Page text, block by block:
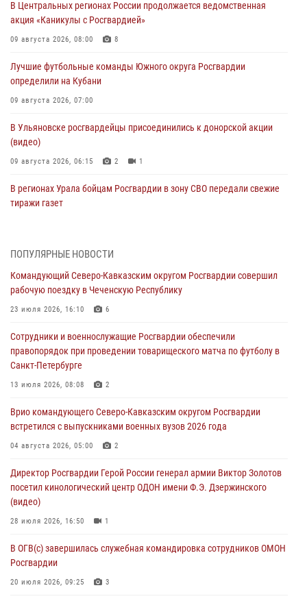
В Центральных регионах России продолжается ведомственная
акция «Каникулы с Росгвардией»
09 августа 2026, 08:00 8
Лучшие футбольные команды Южного округа Росгвардии
определили на Кубани
09 августа 2026, 07:00
В Ульяновске росгвардейцы присоединились к донорской акции
(видео)
09 августа 2026, 06:15 2 1
В регионах Урала бойцам Росгвардии в зону СВО передали свежие
тиражи газет
Росгвардейцы провели занятие по стрелковой подготовке для
краеведения Луганской Народной Республики
09 августа 2026, 05:00
проходит в Сибири
09 августа 2026, 04:00
Росгвардейцы провели патриотическое занятие для детей на
08 августа 2026, 14:10 3
В ЛНР росгвардейцы провели тренировку по единоборствам для
08 августа 2026, 13:00
ПОПУЛЯРНЫЕ НОВОСТИ
Командующий Северо-Кавказским округом Росгвардии совершил
рабочую поездку в Чеченскую Республику
23 июля 2026, 16:10 6
Сотрудники и военнослужащие Росгвардии обеспечили
правопорядок при проведении товарищеского матча по футболу в
Санкт-Петербурге
13 июля 2026, 08:08 2
Врио командующего Северо-Кавказским округом Росгвардии
встретился с выпускниками военных вузов 2026 года
04 августа 2026, 05:00 2
Директор Росгвардии Герой России генерал армии Виктор Золотов
посетил кинологический центр ОДОН имени Ф.Э. Дзержинского
(видео)
28 июля 2026, 16:50 1
В ОГВ(с) завершилась служебная командировка сотрудников ОМОН
Росгвардии
20 июля 2026, 09:25 3